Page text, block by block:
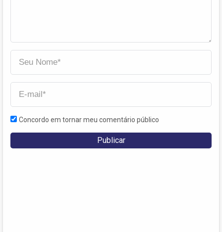
Concordo em tornar meu comentário público